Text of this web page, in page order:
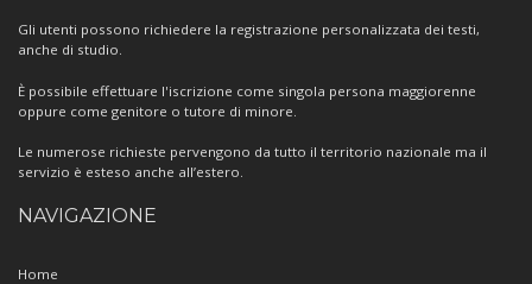
Gli utenti possono richiedere la registrazione personalizzata dei testi,
anche di studio.
È possibile effettuare l'iscrizione come singola persona maggiorenne
oppure come genitore o tutore di minore.
Le numerose richieste pervengono da tutto il territorio nazionale ma il
servizio è esteso anche all’estero.
NAVIGAZIONE
Home